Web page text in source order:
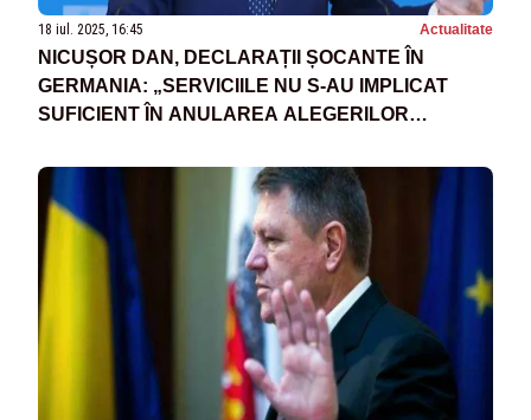
18 iul. 2025, 16:45 Actualitate
NICUȘOR DAN, DECLARAȚII ȘOCANTE ÎN
GERMANIA: „SERVICIILE NU S-AU IMPLICAT
SUFICIENT ÎN ANULAREA ALEGERILOR